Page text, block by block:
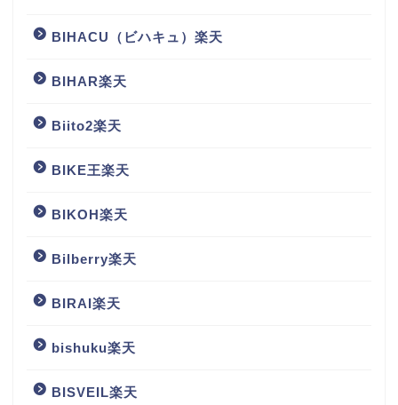
BIHACU（ビハキュ）楽天
BIHAR楽天
Biito2楽天
BIKE王楽天
BIKOH楽天
Bilberry楽天
BIRAI楽天
bishuku楽天
BISVEIL楽天